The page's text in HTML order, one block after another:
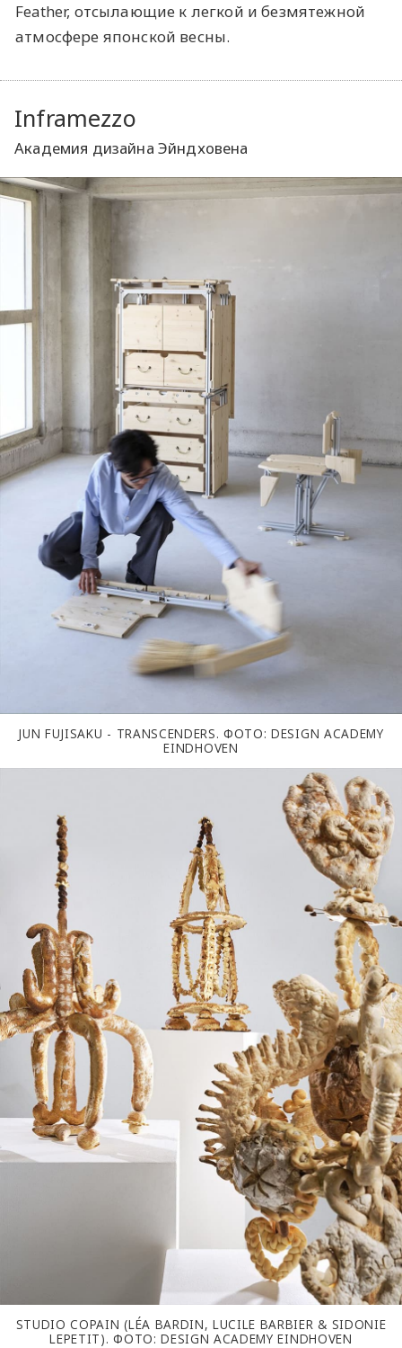
Feather, отсылающие к легкой и безмятежной
атмосфере японской весны.
Inframezzo
Академия дизайна Эйндховена
JUN FUJISAKU - TRANSCENDERS. ФОТО: DESIGN ACADEMY
EINDHOVEN
STUDIO COPAIN (LÉA BARDIN, LUCILE BARBIER & SIDONIE
LEPETIT). ФОТО: DESIGN ACADEMY EINDHOVEN